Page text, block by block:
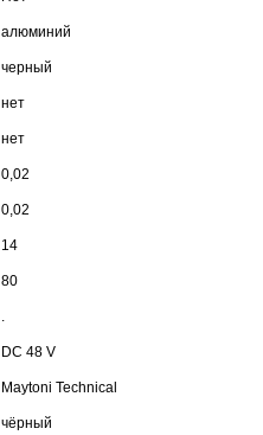
алюминий
черный
нет
нет
0,02
0,02
14
80
DC 48 V
Maytoni Technical
чёрный